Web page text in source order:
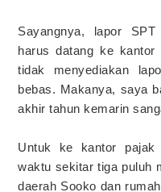
Sayangnya, lapor
harus datang ke
tidak menyediakan
bebas. Makanya, saya
akhir tahun kemarin
Untuk ke kantor pajak
waktu sekitar tiga puluh
daerah Sooko dan